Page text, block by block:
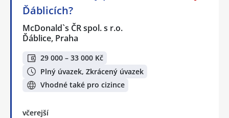
Ďáblicích?
McDonald`s ČR spol. s r.o.
Ďáblice, Praha
29 000 – 33 000 Kč
Plný úvazek, Zkrácený úvazek
Vhodné také pro cizince
včerejší